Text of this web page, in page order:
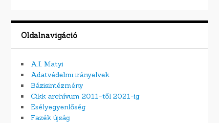
Oldalnavigáció
A.I. Matyi
Adatvédelmi irányelvek
Bázisintézmény
Cikk archívum 2011-től 2021-ig
Esélyegyenlőség
Fazék újság